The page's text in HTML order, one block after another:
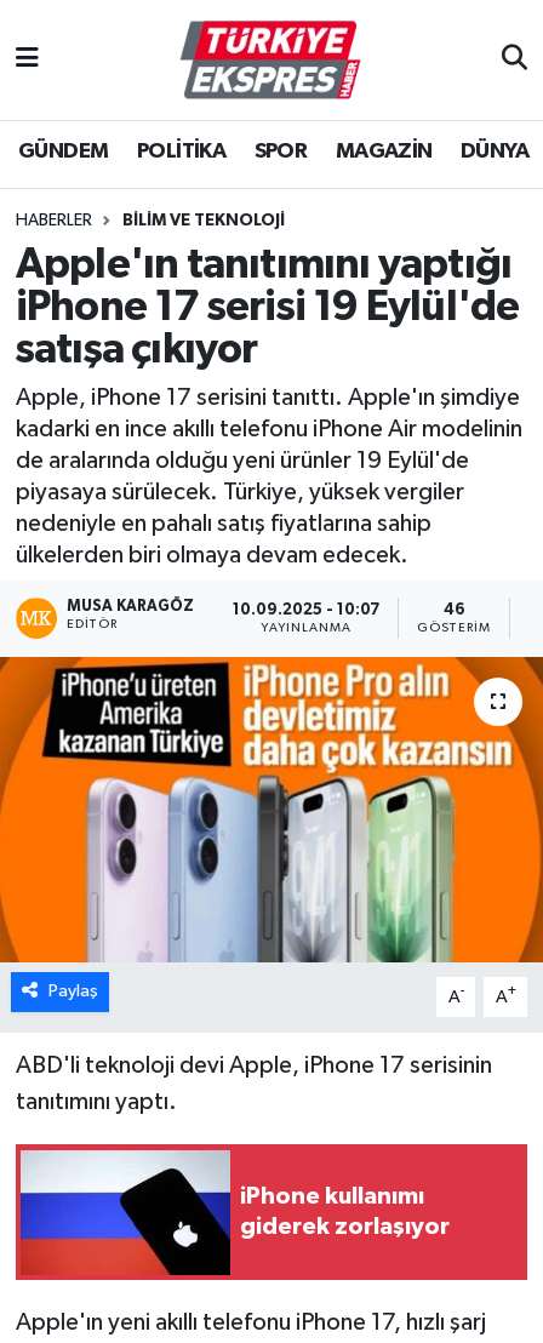
GÜNDEM POLİTİKA SPOR MAGAZİN DÜNYA
HABERLER BİLİM VE TEKNOLOJİ
Apple'ın tanıtımını yaptığı
iPhone 17 serisi 19 Eylül'de
satışa çıkıyor
Apple, iPhone 17 serisini tanıttı. Apple'ın şimdiye
kadarki en ince akıllı telefonu iPhone Air modelinin
de aralarında olduğu yeni ürünler 19 Eylül'de
piyasaya sürülecek. Türkiye, yüksek vergiler
nedeniyle en pahalı satış fiyatlarına sahip
ülkelerden biri olmaya devam edecek.
MUSA KARAGÖZ
EDITÖR
10.09.2025 - 10:07
YAYINLANMA
46
GÖSTERIM
Paylaş A- A+
ABD'li teknoloji devi Apple, iPhone 17 serisinin
tanıtımını yaptı.
iPhone kullanımı
giderek zorlaşıyor
Apple'ın yeni akıllı telefonu iPhone 17, hızlı şarj
İstanbul Nöbetçi Eczaneler
İstanbul Hava Durumu
İstanbul Namaz Vakitleri
İstanbul Trafik Yoğunluk Haritası
Süper Lig Puan Durumu ve Fikstür
Tüm Manşetler
Son Dakika Haberleri
Haber Arşivi